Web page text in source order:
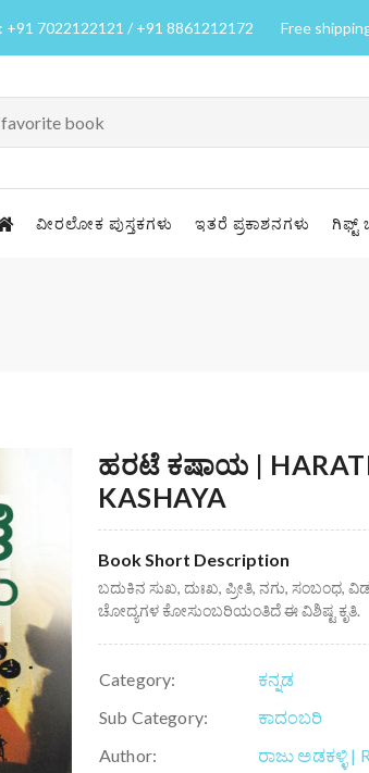
+91 7022122121 / +91 8861212172 Free
ವೀರಲೋಕ ಪುಸ್ತಕಗಳು ಇತರೆ ಪ್ರಕಾಶನಗಳು ಗಿಫ್ಟ್
ಹರಟೆ ಕಷಾಯ |
KASHAYA
Book Short Description
ಬದುಕಿನ ಸುಖ, ದುಃಖ, ಪ್ರೀತಿ, ನಗು, ಸಂಬಂಧ,
ಚೋದ್ಯಗಳ ಕೋಸುಂಬರಿಯಂತಿದೆ ಈ ವಿಶಿಷ್ಟ ಕೃತಿ.
Category:
ಕನ್ನಡ
Sub Category:
ಕಾದಂಬರಿ
Author:
ರಾಜು ಅಡಕಳ್ಳಿ |